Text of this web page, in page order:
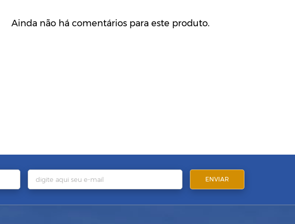
Ainda não há comentários para este produto.